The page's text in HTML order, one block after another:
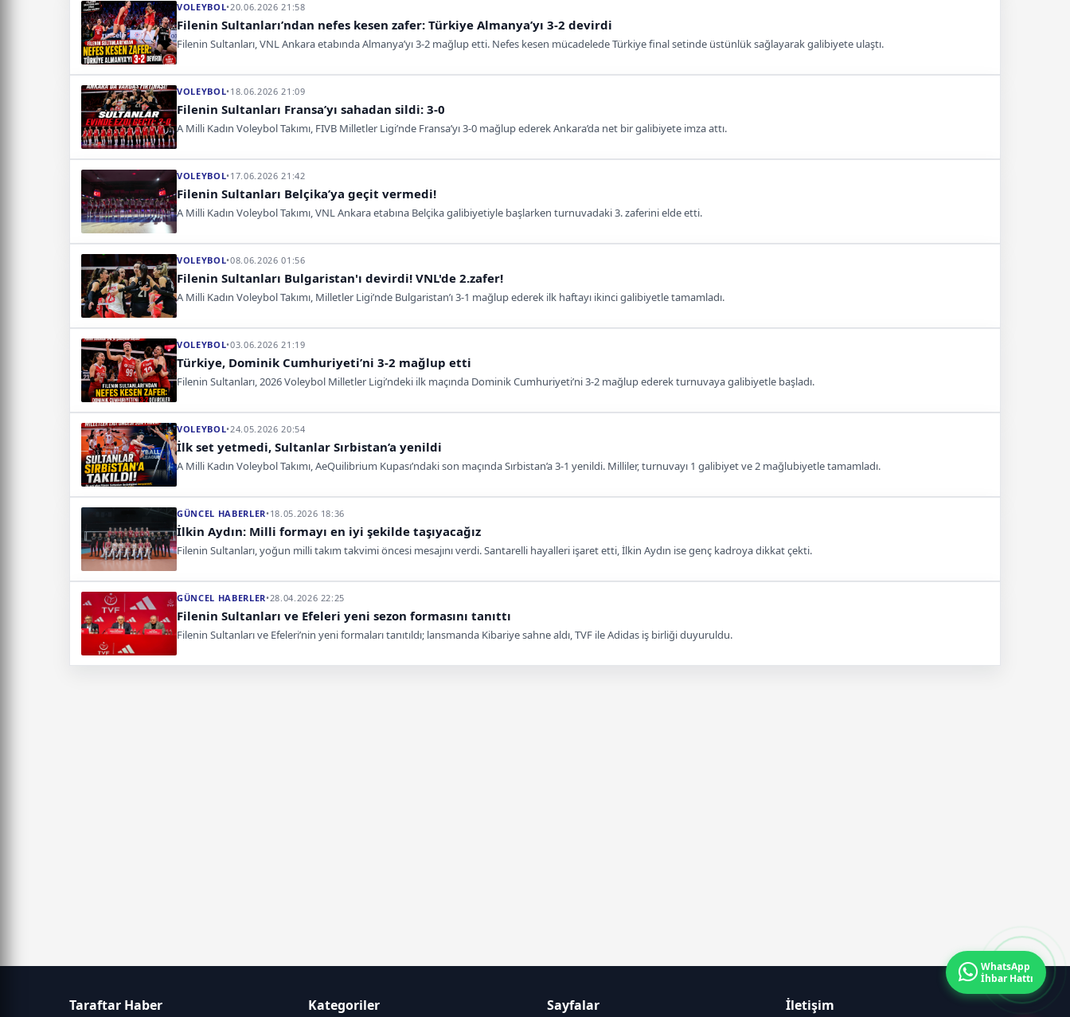
VOLEYBOL•20.06.2026 21:58
Filenin Sultanları’ndan nefes kesen zafer: Türkiye Almanya’yı 3-2 devirdi
Filenin Sultanları, VNL Ankara etabında Almanya’yı 3-2 mağlup etti. Nefes kesen mücadelede Türkiye final setinde üstünlük sağlayarak galibiyete ulaştı.
VOLEYBOL•18.06.2026 21:09
Filenin Sultanları Fransa’yı sahadan sildi: 3-0
A Milli Kadın Voleybol Takımı, FIVB Milletler Ligi’nde Fransa’yı 3-0 mağlup ederek Ankara’da net bir galibiyete imza attı.
VOLEYBOL•17.06.2026 21:42
Filenin Sultanları Belçika’ya geçit vermedi!
A Milli Kadın Voleybol Takımı, VNL Ankara etabına Belçika galibiyetiyle başlarken turnuvadaki 3. zaferini elde etti.
VOLEYBOL•08.06.2026 01:56
Filenin Sultanları Bulgaristan'ı devirdi! VNL'de 2.zafer!
A Milli Kadın Voleybol Takımı, Milletler Ligi’nde Bulgaristan’ı 3-1 mağlup ederek ilk haftayı ikinci galibiyetle tamamladı.
VOLEYBOL•03.06.2026 21:19
Türkiye, Dominik Cumhuriyeti’ni 3-2 mağlup etti
Filenin Sultanları, 2026 Voleybol Milletler Ligi’ndeki ilk maçında Dominik Cumhuriyeti’ni 3-2 mağlup ederek turnuvaya galibiyetle başladı.
VOLEYBOL•24.05.2026 20:54
İlk set yetmedi, Sultanlar Sırbistan’a yenildi
A Milli Kadın Voleybol Takımı, AeQuilibrium Kupası’ndaki son maçında Sırbistan’a 3-1 yenildi. Milliler, turnuvayı 1 galibiyet ve 2 mağlubiyetle tamamladı.
GÜNCEL HABERLER•18.05.2026 18:36
İlkin Aydın: Milli formayı en iyi şekilde taşıyacağız
Filenin Sultanları, yoğun milli takım takvimi öncesi mesajını verdi. Santarelli hayalleri işaret etti, İlkin Aydın ise genç kadroya dikkat çekti.
GÜNCEL HABERLER•28.04.2026 22:25
Filenin Sultanları ve Efeleri yeni sezon formasını tanıttı
Filenin Sultanları ve Efeleri’nin yeni formaları tanıtıldı; lansmanda Kibariye sahne aldı, TVF ile Adidas iş birliği duyuruldu.
Taraftar Haber Kategoriler Sayfalar İletişim
WhatsApp
İhbar Hattı